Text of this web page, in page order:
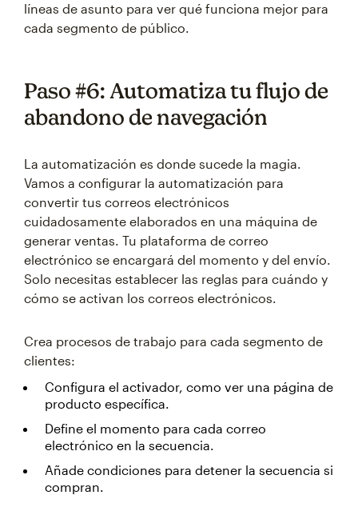
líneas de asunto para ver qué funciona mejor para
cada segmento de público.
Paso #6: Automatiza tu flujo de
abandono de navegación
La automatización es donde sucede la magia.
Vamos a configurar la automatización para
convertir tus correos electrónicos
cuidadosamente elaborados en una máquina de
generar ventas. Tu plataforma de correo
electrónico se encargará del momento y del envío.
Solo necesitas establecer las reglas para cuándo y
cómo se activan los correos electrónicos.
Crea procesos de trabajo para cada segmento de
clientes:
Configura el activador, como ver una página de
producto específica.
Define el momento para cada correo
electrónico en la secuencia.
Añade condiciones para detener la secuencia si
compran.